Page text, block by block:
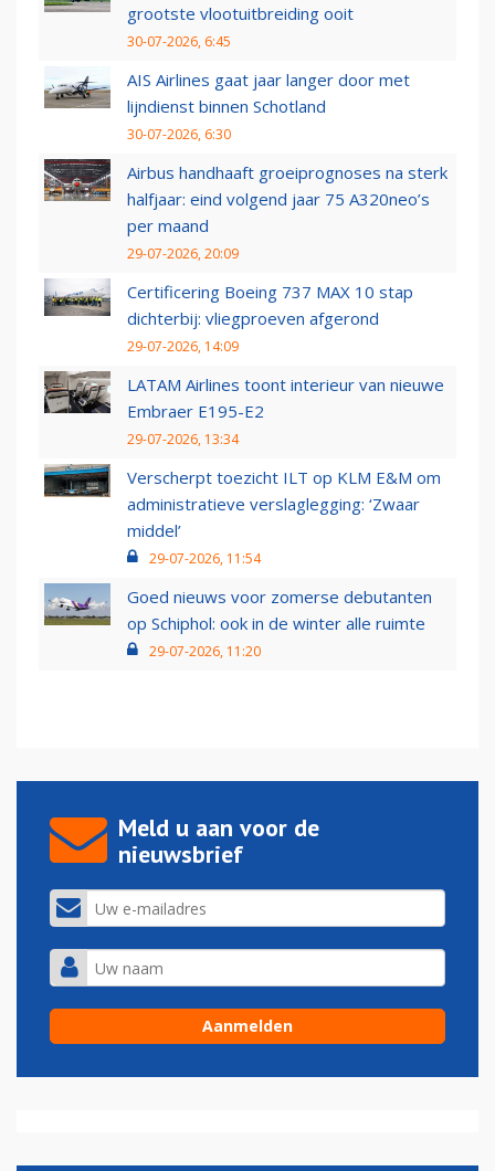
grootste vlootuitbreiding ooit
30-07-2026, 6:45
AIS Airlines gaat jaar langer door met
lijndienst binnen Schotland
30-07-2026, 6:30
Airbus handhaaft groeiprognoses na sterk
halfjaar: eind volgend jaar 75 A320neo’s
per maand
29-07-2026, 20:09
Certificering Boeing 737 MAX 10 stap
dichterbij: vliegproeven afgerond
29-07-2026, 14:09
LATAM Airlines toont interieur van nieuwe
Embraer E195-E2
29-07-2026, 13:34
Verscherpt toezicht ILT op KLM E&M om
administratieve verslaglegging: ‘Zwaar
middel’
29-07-2026, 11:54
Goed nieuws voor zomerse debutanten
op Schiphol: ook in de winter alle ruimte
29-07-2026, 11:20
Meld u aan voor de
nieuwsbrief